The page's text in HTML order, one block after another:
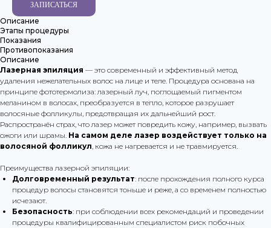
ЗАПИСАТЬСЯ
Описание
Этапы процедуры
Показания
Противопоказания
Описание
Лазерная эпиляция — это современный и эффективный метод
удаления нежелательных волос на лице и теле. Процедура основана на
принципе фототермолиза: лазерный луч, поглощаемый пигментом
меланином в волосах, преобразуется в тепло, которое разрушает
волосяные фолликулы, предотвращая их дальнейший рост.
Распространён страх, что лазер может повредить кожу, например, вызвать
ожоги или шрамы. На самом деле лазер воздействует только на
волосяной фолликул, кожа не нагревается и не травмируется.
Преимущества лазерной эпиляции:
Долговременный результат: после прохождения полного курса
процедур волосы становятся тоньше и реже, а со временем полностью
исчезают.
Безопасность: при соблюдении всех рекомендаций и проведении
процедуры квалифицированным специалистом риск побочных